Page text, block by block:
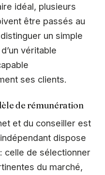
idéal, plusieurs
être passés au
un simple
véritable
ses clients.
de rémunération
et du conseiller est
dispose
celle de sélectionner
du marché,